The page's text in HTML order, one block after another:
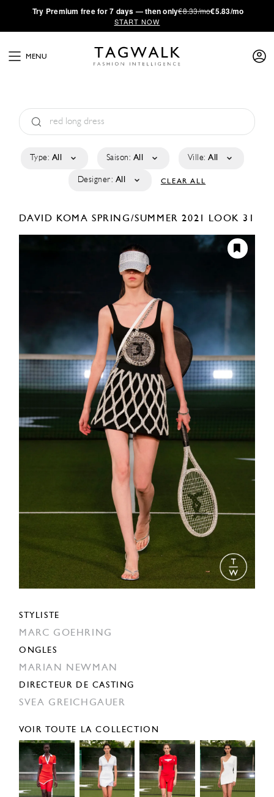
·Try Premium free for 7 days — then only€8.33/mo€5.83/mo
START NOW
MENU
Type: All Saison: All Ville: All
Designer: All CLEAR ALL
DAVID KOMA SPRING/SUMMER 2021 LOOK 31
STYLISTE
MARC GOEHRING
ONGLES
MARIAN NEWMAN
DIRECTEUR DE CASTING
SVEA GREICHGAUER
VOIR TOUTE LA COLLECTION